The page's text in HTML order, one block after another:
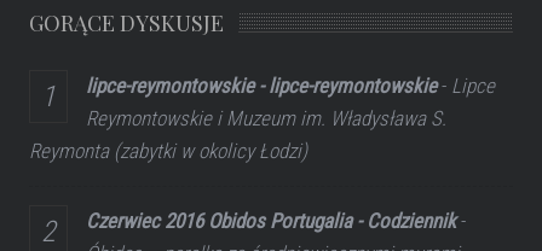
GORĄCE DYSKUSJE
lipce-reymontowskie - lipce-reymontowskie- Lipce
Reymontowskie i Muzeum im. Władysława S.
Reymonta (zabytki w okolicy Łodzi)
Czerwiec 2016 Obidos Portugalia - Codziennik-